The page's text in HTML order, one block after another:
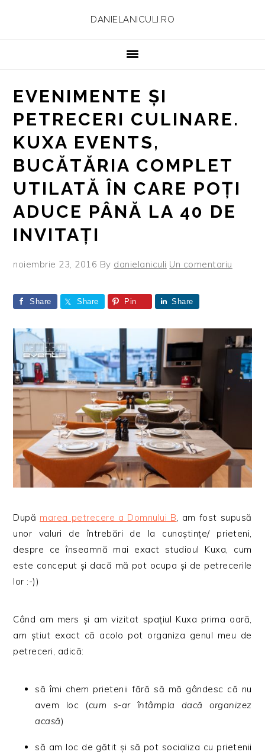
DANIELANICULI.RO
EVENIMENTE ȘI
PETRECERI CULINARE.
KUXA EVENTS,
BUCĂTĂRIA COMPLET
UTILATĂ ÎN CARE POȚI
ADUCE PÂNĂ LA 40 DE
INVITAȚI
noiembrie 23, 2016 By danielaniculi Un comentariu
Share Share Pin Share
După marea petrecere a Domnului B , am fost supusă
unor valuri de întrebări de la cunoștințe/ prieteni,
despre ce înseamnă mai exact studioul Kuxa, cum
este conceput și dacă mă pot ocupa și de petrecerile
lor :-))
Când am mers și am vizitat spațiul Kuxa prima oară,
am știut exact că acolo pot organiza genul meu de
petreceri, adică:
să îmi chem prietenii fără să mă gândesc că nu
avem loc (cum s-ar întâmpla dacă organizez
acasă)
să am loc de gătit și să pot socializa cu prietenii